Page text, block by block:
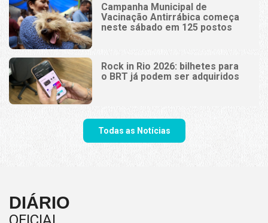
Campanha Municipal de
Vacinação Antirrábica começa
neste sábado em 125 postos
Rock in Rio 2026: bilhetes para
o BRT já podem ser adquiridos
Todas as Notícias
DIÁRIO